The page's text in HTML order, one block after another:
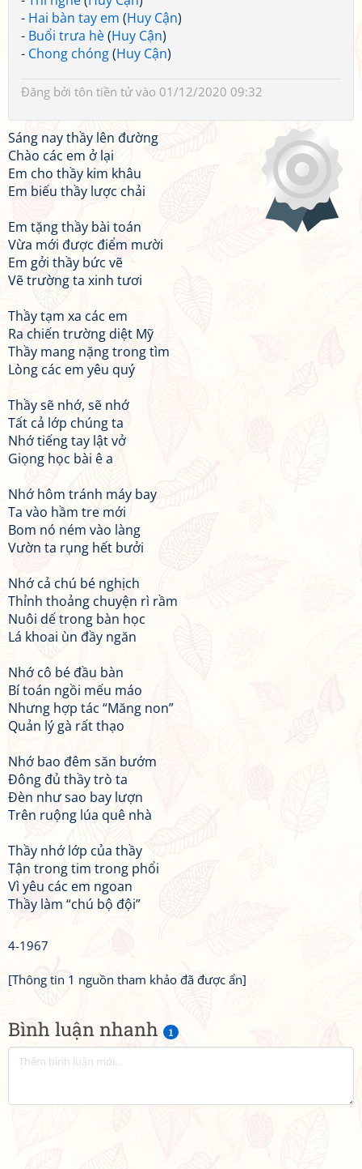
Bình luận nhanh 1
- Hai bàn tay em (Huy Cận)
- Buổi trưa hè(Huy Cận)
- Chong chóng(Huy Cận)
Đăng bởi tôn tiền tửvào 01/12/2020 09:32
Sáng nay thầy lên đường
Chào các em ở lại
Em cho thầy kim khâu
Em biếu thầy lược chải
Em tặng thầy bài toán
Vừa mới được điểm mười
Em gởi thầy bức vẽ
Vẽ trường ta xinh tươi
Thầy tạm xa các em
Ra chiến trường diệt Mỹ
Thầy mang nặng trong tìm
Lòng các em yêu quý
Thầy sẽ nhớ, sẽ nhớ
Tất cả lớp chúng ta
Nhớ tiếng tay lật vở
Giọng học bài ê a
Nhớ hôm tránh máy bay
Ta vào hầm tre mới
Bom nó ném vào làng
Vườn ta rụng hết bưởi
Nhớ cả chú bé nghịch
Thỉnh thoảng chuyện rì rầm
Nuôi dế trong bàn học
Lá khoai ùn đầy ngăn
Nhớ cô bé đầu bàn
Bí toán ngồi mếu máo
Nhưng hợp tác “Măng non”
Quản lý gà rất thạo
Nhớ bao đêm săn bướm
Đông đủ thầy trò ta
Đèn như sao bay lượn
Trên ruộng lúa quê nhà
Thầy nhớ lớp của thầy
Tận trong tim trong phổi
Vì yêu các em ngoan
Thầy làm “chú bộ đội”
4-1967
[Thông tin 1 nguồn tham khảo đã được ẩn]